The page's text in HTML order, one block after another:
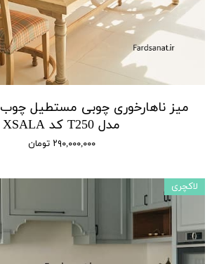
مدل T250 کد XSALA
۲۹۰,۰۰۰,۰۰۰ تومان
لاکچری